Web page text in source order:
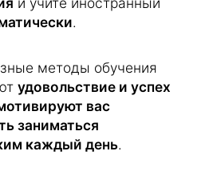
.
методы обучения
удовольствие и успех
вас
заниматься
каждый день.